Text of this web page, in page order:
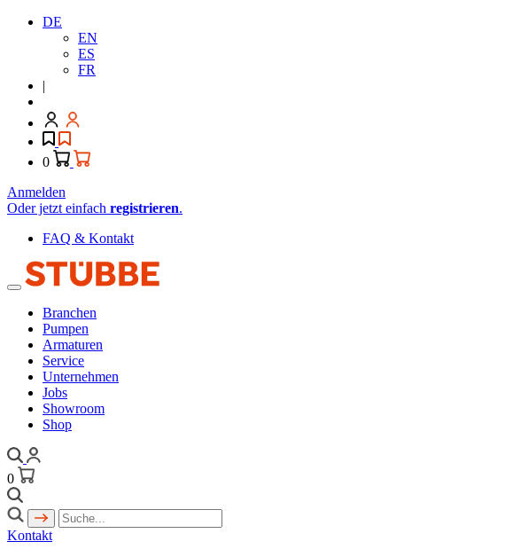
DE
EN
ES
FR
|
0
Anmelden
Oder jetzt einfach registrieren.
FAQ & Kontakt
Branchen
Pumpen
Armaturen
Service
Unternehmen
Jobs
Showroom
Shop
0
Kontakt